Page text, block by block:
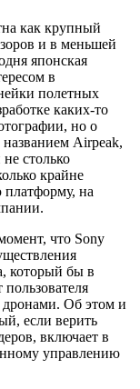
как крупный
и в меньшей
японская
в
полетных
каких-то
но о
Airpeak,
не столько
крайне
на
что Sony
который бы в
дронами. Об этом и
если верить
включает в
управлению